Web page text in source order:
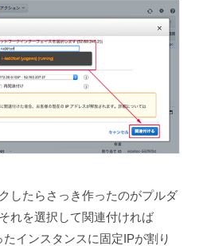
したらさっき作ったのがプルダ
れを選択して関連付ければ
インスタンスに固定IPが割り